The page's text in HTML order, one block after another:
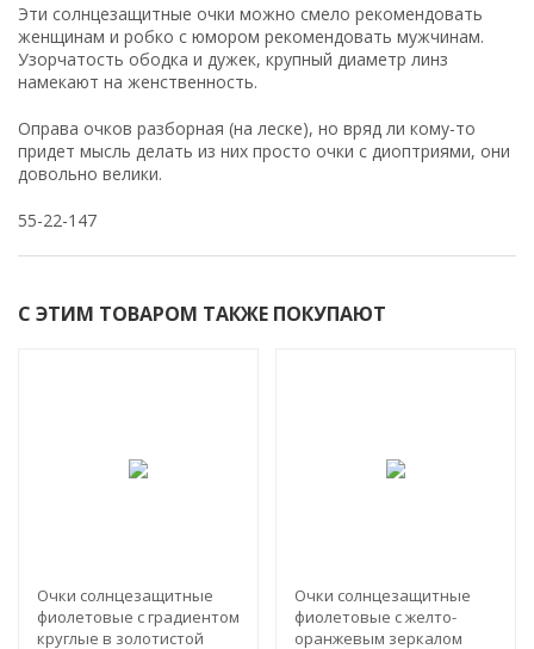
Эти солнцезащитные очки можно смело рекомендовать
женщинам и робко с юмором рекомендовать мужчинам.
Узорчатость ободка и дужек, крупный диаметр линз
намекают на женственность.
Оправа очков разборная (на леске), но вряд ли кому-то
придет мысль делать из них просто очки с диоптриями, они
довольно велики.
55-22-147
С ЭТИМ ТОВАРОМ ТАКЖЕ ПОКУПАЮТ
Очки солнцезащитные
фиолетовые с градиентом
круглые в золотистой
Очки солнцезащитные
фиолетовые с желто-
оранжевым зеркалом